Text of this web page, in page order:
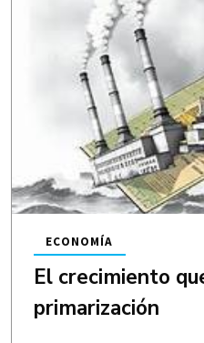
El crecimiento
primarización
ECONOMÍA